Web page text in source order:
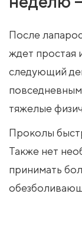
После
ждет простая
следующий
тяжелые
Проколы
Также нет
принимать